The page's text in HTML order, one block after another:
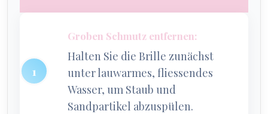
Groben Schmutz entfernen:
Halten Sie die Brille zunächst
unter lauwarmes, fliessendes
Wasser, um Staub und
Sandpartikel abzuspülen.